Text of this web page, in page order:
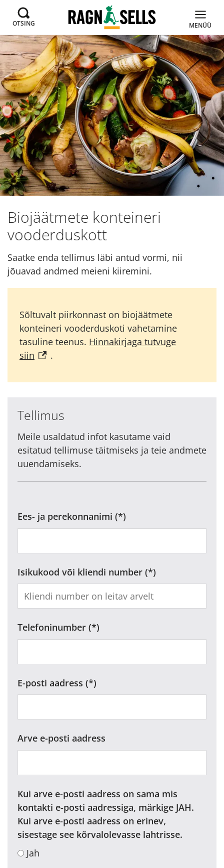
OTSING MENÜÜ
Biojäätmete konteineri
vooderduskott
Saatke enda tellimus läbi antud vormi, nii
jõuavad andmed meieni kiiremini.
Sõltuvalt piirkonnast on biojäätmete
konteineri vooderduskoti vahetamine
tasuline teenus. Hinnakirjaga tutvuge
siin
.
Tellimus
Meile usaldatud infot kasutame vaid
esitatud tellimuse täitmiseks ja teie andmete
uuendamiseks.
Ees- ja perekonnanimi
Isikukood või kliendi number
Telefoninumber
E-posti aadress
Arve e-posti aadress
Kui arve e-posti aadress on sama mis
kontakti e-posti aadressiga, märkige JAH.
Kui arve e-posti aadress on erinev,
sisestage see kõrvalolevasse lahtrisse.
Jah